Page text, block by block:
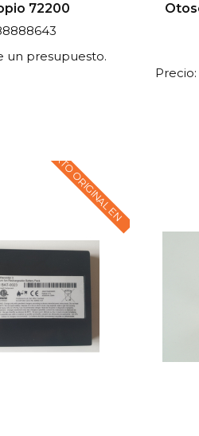
72200
un presupuesto.
TEXTO ORIGINAL EN